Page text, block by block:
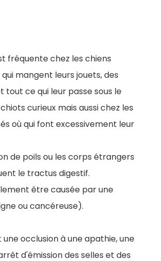
fréquente chez les chiens
mangent leurs jouets, des
tout ce qui leur passe sous le
curieux mais aussi chez les
où qui font excessivement leur
de poils ou les corps étrangers
le tractus digestif.
être causée par une
ou cancéreuse).
occlusion à une apathie, une
d'émission des selles et des